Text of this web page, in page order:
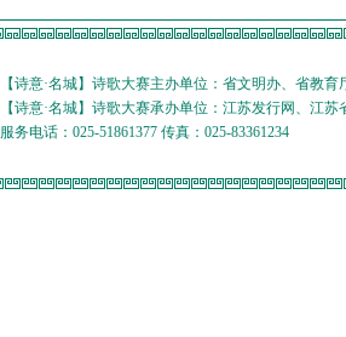
【诗意·名城】诗歌大赛主办单位：省文明办、省教
【诗意·名城】诗歌大赛承办单位：江苏发行网、江
服务电话：025-51861377 传真：025-83361234